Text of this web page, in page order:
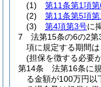
(1)
第11条第1項
(2)
第11条第5項
(3)
第4項第3号に
7
法第15条の6の2
項に規定する期間は
(担保を徴する必要
第14条
法第16条に
る金額が100万円以